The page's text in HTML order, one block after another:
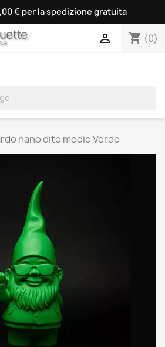
€ per la spedizione gratuita
shopping_cart (0)

nano dito medio Verde